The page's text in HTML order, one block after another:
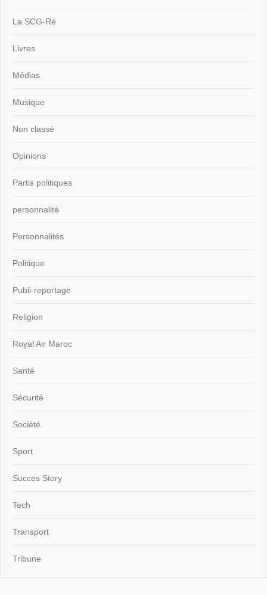
La SCG-Ré
Livres
Médias
Musique
Non classé
Opinions
Partis politiques
personnalité
Personnalités
Politique
Publi-reportage
Religion
Royal Air Maroc
Santé
Sécurité
Société
Sport
Succes Story
Tech
Transport
Tribune